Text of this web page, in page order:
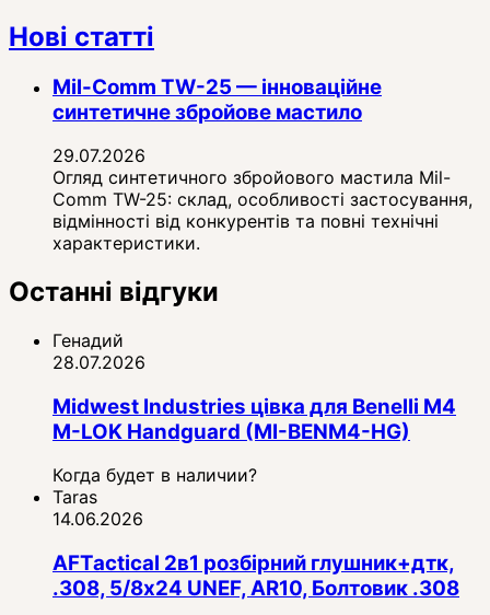
Нові статті
Mil-Comm TW-25 — інноваційне
синтетичне збройове мастило
29.07.2026
Огляд синтетичного збройового мастила Mil-
Comm TW-25: склад, особливості застосування,
відмінності від конкурентів та повні технічні
характеристики.
Останні відгуки
Генадий
28.07.2026
Midwest Industries цівка для Benelli M4
M-LOK Handguard (MI-BENM4-HG)
Когда будет в наличии?
Taras
14.06.2026
AFTactical 2в1 розбірний глушник+дтк,
.308, 5/8x24 UNEF, AR10, Болтовик .308